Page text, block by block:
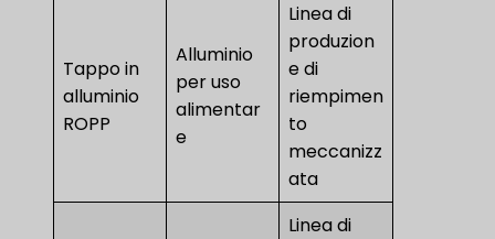
Tappo in
alluminio
ROPP
Alluminio
per uso
alimentar
e
Linea di
produzion
e di
riempimen
to
meccanizz
ata
Linea di